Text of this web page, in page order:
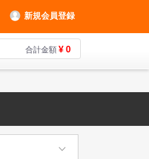
新規会員登録
合計金額 ¥ 0